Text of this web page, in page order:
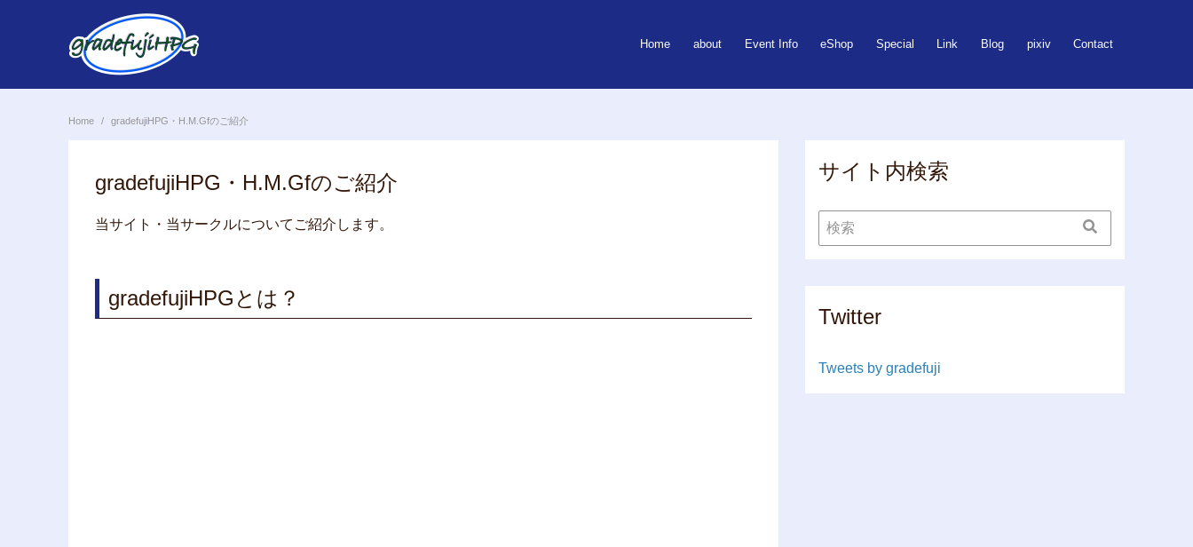
Home about Event Info eShop Special Link Blog pixiv Contact
Home gradefujiHPG・H.M.Gfのご紹介
gradefujiHPG・H.M.Gfのご紹介
当サイト・当サークルについてご紹介します。
gradefujiHPGとは？
サイト内検索
Twitter
Tweets by gradefuji